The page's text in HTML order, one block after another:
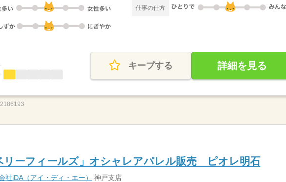
仕事の仕方
キープする 詳細を見る
リーフィールズ」オシャレアパレル販売 ピオレ明石
社iDA（アイ・ディ・エー） 神戸支店